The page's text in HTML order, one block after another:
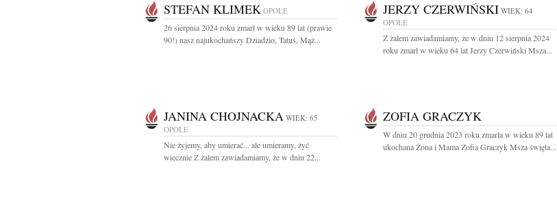
STEFAN KLIMEK OPOLE
26 sierpnia 2024 roku zmarł w wieku 89 lat (prawie
90!) nasz najukochańszy Dziadzio, Tatuś, Mąż...
JERZY CZERWIŃSKI WIEK: 64
OPOLE
Z żalem zawiadamiamy, że w dniu 12 sierpnia 2024
roku zmarł w wieku 64 lat Jerzy Czerwiński Msza...
JANINA CHOJNACKA WIEK: 65
OPOLE
Nie żyjemy, aby umierać... ale umieramy, żyć
wiecznie Z żalem zawiadamiamy, że w dniu 22...
ZOFIA GRACZYK
W dniu 20 grudnia 2023 roku zmarła w wieku 89 lat
ukochana Żona i Mama Zofia Graczyk Msza święta...